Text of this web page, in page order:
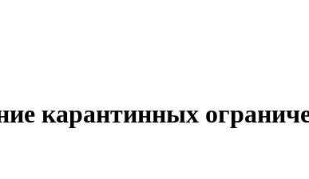
карантинных